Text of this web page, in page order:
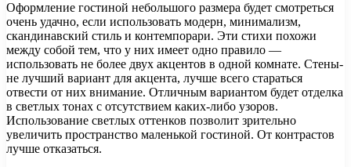
Оформление гостиной небольшого размера будет смотреться
очень удачно, если использовать модерн, минимализм,
скандинавский стиль и контемпорари. Эти стихи похожи
между собой тем, что у них имеет одно правило —
использовать не более двух акцентов в одной комнате. Стены-
не лучший вариант для акцента, лучше всего стараться
отвести от них внимание. Отличным вариантом будет отделка
в светлых тонах с отсутствием каких-либо узоров.
Использование светлых оттенков позволит зрительно
увеличить пространство маленькой гостиной. От контрастов
лучше отказаться.